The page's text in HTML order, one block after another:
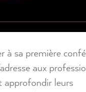
à sa première
aux
approfondir leurs